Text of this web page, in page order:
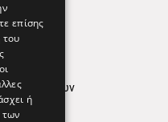
δεδομένων
επίσης
του
ή
των